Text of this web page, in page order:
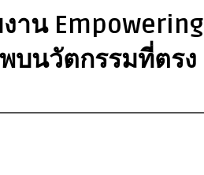
าน Empowering
บนวัตกรรมที่ตรง